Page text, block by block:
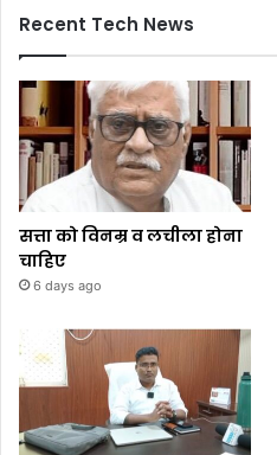
Recent Tech News
सत्ता को विनम्र व लचीला होना
चाहिए
6 days ago